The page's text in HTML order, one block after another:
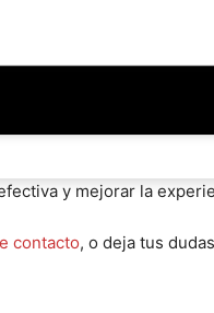
y mejorar la
contacto, o deja tus